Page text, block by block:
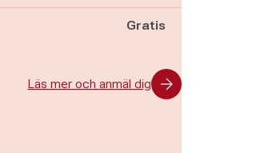
Gratis
Läs mer och anmäl dig